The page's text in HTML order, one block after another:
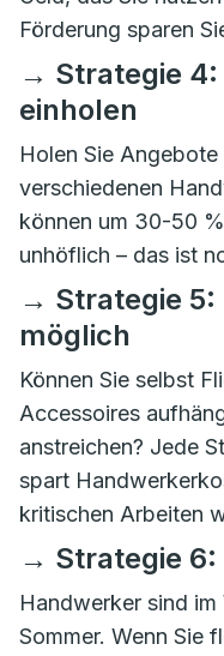
Förderung sparen
→ Strategie 4:
einholen
Holen Sie
verschiedenen
können um 30-50
unhöflich – das ist
→ Strategie 5:
möglich
Können Sie selbst
Accessoires
anstreichen? Jede
spart
kritischen Arbeiten
→ Strategie
Handwerker sind
Sommer. Wenn Sie